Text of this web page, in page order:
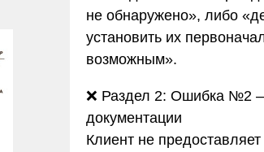
не обнаружено», либо
установить их
возможным».
❌ Раздел 2: Ошибка №2 —
документации
Клиент не